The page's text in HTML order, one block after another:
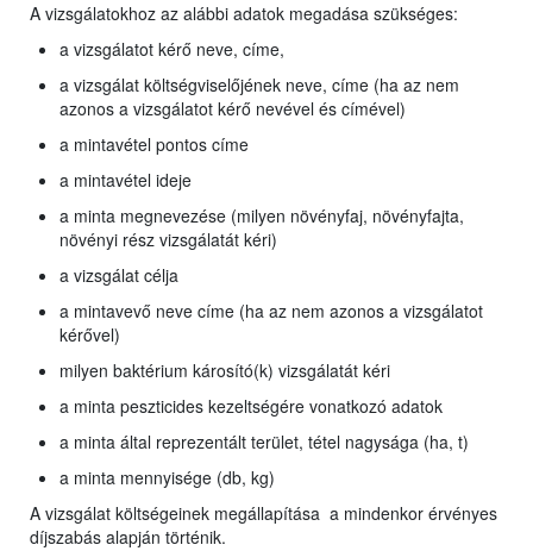
A vizsgálatokhoz az alábbi adatok megadása szükséges:
a vizsgálatot kérő neve, címe,
a vizsgálat költségviselőjének neve, címe (ha az nem
azonos a vizsgálatot kérő nevével és címével)
a mintavétel pontos címe
a mintavétel ideje
a minta megnevezése (milyen növényfaj, növényfajta,
növényi rész vizsgálatát kéri)
a vizsgálat célja
a mintavevő neve címe (ha az nem azonos a vizsgálatot
kérővel)
milyen baktérium károsító(k) vizsgálatát kéri
a minta peszticides kezeltségére vonatkozó adatok
a minta által reprezentált terület, tétel nagysága (ha, t)
a minta mennyisége (db, kg)
A vizsgálat költségeinek megállapítása a mindenkor érvényes
díjszabás alapján történik.